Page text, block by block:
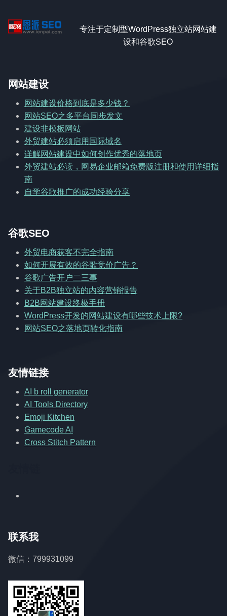
专注于定制型WordPress独立站网站建
设和谷歌SEO
网站建设
网站建设价格到底是多少钱？
网站SEO之多平台同步发文
建设非模板网站
外贸建站必须启用国际域名
详解网站建设中如何创作优秀的落地页
外贸建站必读，网易企业邮箱免费版注册和使用详细指
南
自学谷歌推广的成功经验分享
谷歌SEO
外贸电商获客不完全指南
如何开展有效的谷歌竞价广告？
谷歌广告开户二三事
关于B2B独立站的内容营销报告
B2B网站建设终极手册
WordPress开发的网站建设有哪些技术上限?
网站SEO之落地页转化指南
友情链接
AI b roll generator
AI Tools Directory
Emoji Kitchen
Gamecode AI
Cross Stitch Pattern
联系我
微信：799931099